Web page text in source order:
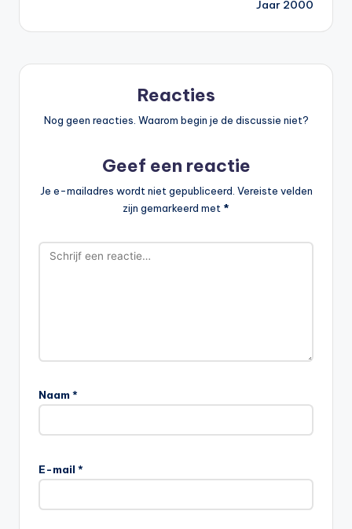
Jaar 2000
Reacties
Nog geen reacties. Waarom begin je de discussie niet?
Geef een reactie
Je e-mailadres wordt niet gepubliceerd. Vereiste velden
zijn gemarkeerd met *
Naam *
E-mail *